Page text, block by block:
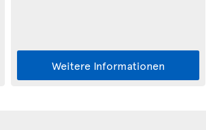
Weitere Informationen